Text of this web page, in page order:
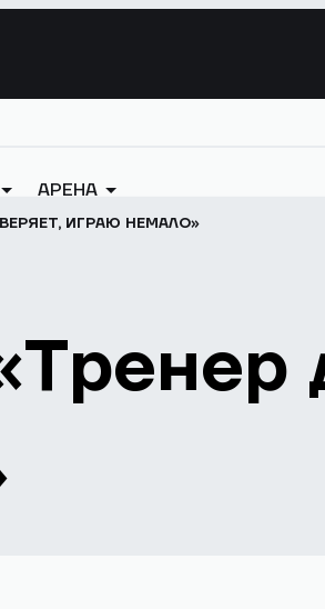
АРЕНА
ИГРАЮ НЕМАЛО»